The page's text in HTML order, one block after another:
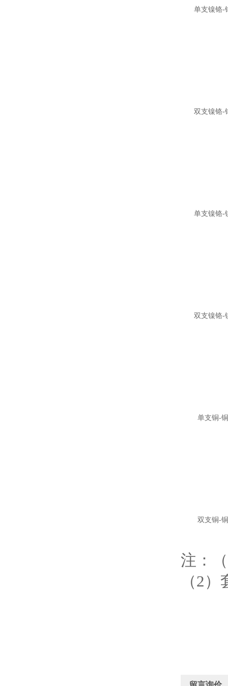
单支镍铬-
双支镍铬-
单支镍铬-
双支镍铬-
单支铜-
双支铜-
注：
（2